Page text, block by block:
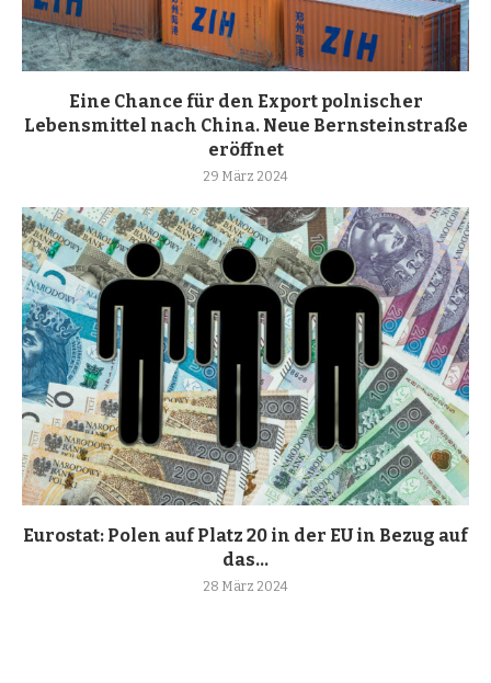
Eine Chance für den Export polnischer
Lebensmittel nach China. Neue Bernsteinstraße
eröffnet
29 März 2024
Eurostat: Polen auf Platz 20 in der EU in Bezug auf
das...
28 März 2024